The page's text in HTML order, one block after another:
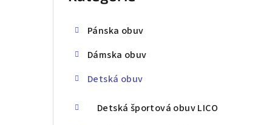
kategórie
Pánska obuv
Dámska obuv
Detská obuv
Detská športová obuv LICO